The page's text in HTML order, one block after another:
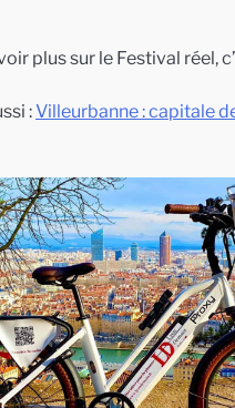
plus sur le Festival réel,
:Villeurbanne : capitale